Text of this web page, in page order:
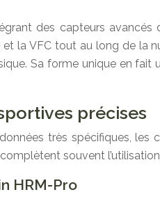
des capteurs
la VFC tout au long de la
Sa forme unique en
précises
très spécifiques,
souvent
HRM-Pro